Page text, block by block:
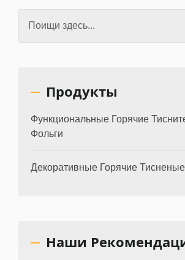
Продукты
Функциональные Горячие
Фольги
Декоративные Горячие
Наши